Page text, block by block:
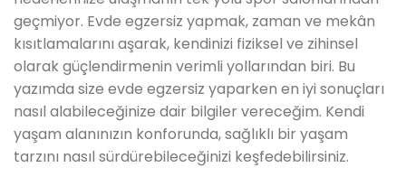
geçmiyor. Evde egzersiz yapmak, zaman ve mekân
kısıtlamalarını aşarak, kendinizi fiziksel ve zihinsel
olarak güçlendirmenin verimli yollarından biri. Bu
yazımda size evde egzersiz yaparken en iyi sonuçları
nasıl alabileceğinize dair bilgiler vereceğim. Kendi
yaşam alanınızın konforunda, sağlıklı bir yaşam
tarzını nasıl sürdürebileceğinizi keşfedebilirsiniz.